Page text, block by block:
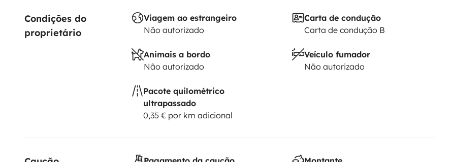
Condições do
proprietário
Viagem ao estrangeiro
Não autorizado
Carta de condução
Carta de condução B
Animais a bordo
Não autorizado
Veículo fumador
Não autorizado
Pacote quilométrico
ultrapassado
0,35 € por km adicional